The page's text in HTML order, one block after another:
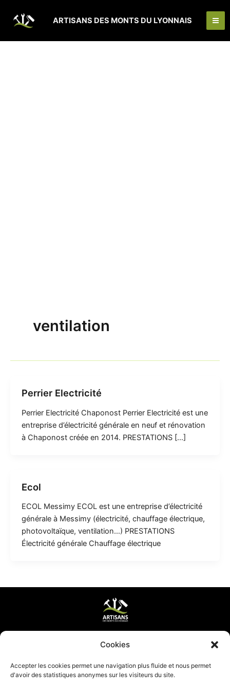
Cookies
Accepter les cookies permet une navigation plus fluide et nous permet
d'avoir des statistiques anonymes sur les visiteurs du site.
contenu
ARTISANS DES MONTS DU LYONNAIS
ventilation
Perrier Electricité
Perrier Electricité Chaponost Perrier Electricité est une
entreprise d’électricité générale en neuf et rénovation
à Chaponost créée en 2014. PRESTATIONS […]
Ecol
ECOL Messimy ECOL est une entreprise d’électricité
générale à Messimy (électricité, chauffage électrique,
photovoltaïque, ventilation…) PRESTATIONS
Électricité générale Chauffage électrique